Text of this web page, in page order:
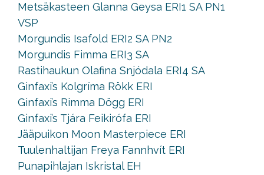
Metsäkasteen Glanna Geysa ERI1 SA PN1
VSP
Morgundis Isafold ERI2 SA PN2
Morgundis Fimma ERI3 SA
Rastihaukun Olafina Snjódala ERI4 SA
Ginfaxi’s Kolgríma Rökk ERI
Ginfaxi’s Rimma Dögg ERI
Ginfaxi’s Tjára Feikirófa ERI
Jääpuikon Moon Masterpiece ERI
Tuulenhaltijan Freya Fannhvít ERI
Punapihlajan Iskristal EH